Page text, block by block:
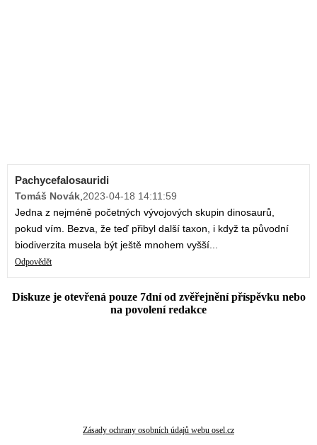
Pachycefalosauridi
Tomáš Novák 2023-04-18 14:11:59
Jedna z nejméně početných vývojových skupin dinosaurů,
pokud vím. Bezva, že teď přibyl další taxon, i když ta původní
biodiverzita musela být ještě mnohem vyšší...
Odpovědět
Diskuze je otevřená pouze 7dní od zvěřejnění příspěvku nebo
na povolení redakce
Zásady ochrany osobních údajů webu osel.cz